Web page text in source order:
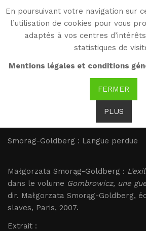
En poursuivant votre navigation sur
l’utilisation de cookies pour vous
adaptés à vos centres
statistiques de
Mentions légales et conditions
FERMER
PLUS
WG
Witold Gombrowicz
Smorag-
Langue perdue
Smorag-Goldberg : Langue perdue
Małgorzata Smorąg-Goldberg :
dans le volume Gombrowicz, une
dir. Małgorzata Smorąg-Goldberg,
slaves, Paris, 2007.
Extrait :